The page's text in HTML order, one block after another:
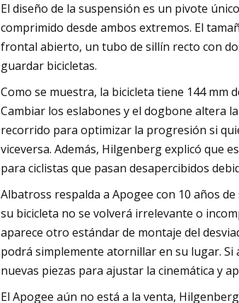
El diseño de la suspensión es un pivote
comprimido desde ambos extremos. El
frontal abierto, un tubo de sillín recto con
guardar bicicletas.
Como se muestra, la bicicleta tiene 144
Cambiar los eslabones y el dogbone altera
recorrido para optimizar la progresión si
viceversa. Además, Hilgenberg explicó que
para ciclistas que pasan desapercibidos
Albatross respalda a Apogee con 10 años
su bicicleta no se volverá irrelevante o
aparece otro estándar de montaje del
podrá simplemente atornillar en su lugar.
nuevas piezas para ajustar la cinemática y
El Apogee aún no está a la venta,